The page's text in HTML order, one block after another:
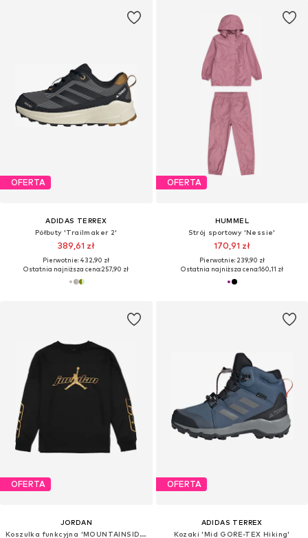
OFERTA
ADIDAS TERREX
Półbuty 'Trailmaker 2'
389,61 zł
Pierwotnie: 432,90 zł
Ostatnia najniższa cena:257,90 zł
OFERTA
HUMMEL
Strój sportowy 'Nessie'
170,91 zł
Pierwotnie: 239,90 zł
Ostatnia najniższa cena:160,11 zł
OFERTA
JORDAN
Koszulka funkcyjna 'MOUNTAINSIDE'
OFERTA
ADIDAS TERREX
Kozaki 'Mid GORE-TEX Hiking'